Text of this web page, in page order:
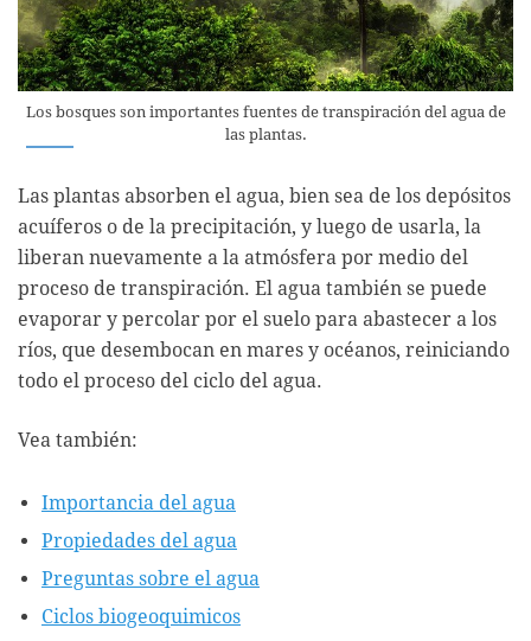
Los bosques son importantes fuentes de transpiración del agua de
las plantas.
Las plantas absorben el agua, bien sea de los depósitos
acuíferos o de la precipitación, y luego de usarla, la
liberan nuevamente a la atmósfera por medio del
proceso de transpiración. El agua también se puede
evaporar y percolar por el suelo para abastecer a los
ríos, que desembocan en mares y océanos, reiniciando
todo el proceso del ciclo del agua.
Vea también:
Importancia del agua
Propiedades del agua
Preguntas sobre el agua
Ciclos biogeoquimicos